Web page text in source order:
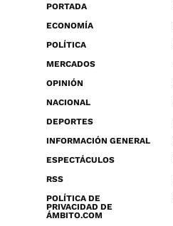
PORTADA
ECONOMÍA
POLÍTICA
MERCADOS
OPINIÓN
NACIONAL
DEPORTES
INFORMACIÓN GENERAL
ESPECTÁCULOS
RSS
POLÍTICA DE
PRIVACIDAD DE
ÁMBITO.COM